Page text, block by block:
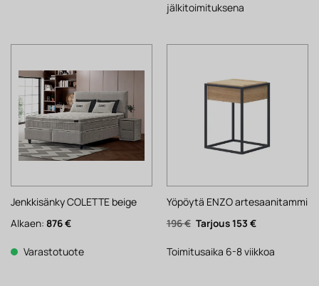
jälkitoimituksena
Jenkkisänky COLETTE beige
Alkaen: 876€
Varastotuote
Yöpöytä ENZO artesaanitammi
196€ Alkuperäinen
hinta
196 €.
153 €Nykyinen
153 €.
Toimitusaika 6-8 viikkoa